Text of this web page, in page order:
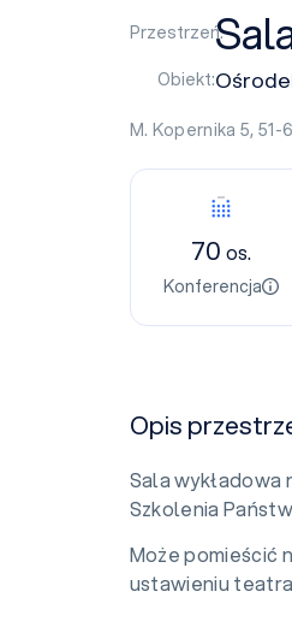
Przestrzeń:
Obiekt:
M. Kopernika 5, 51-
70os.
Konferencja
Opis
Sala wykładowa
Szkolenia
Może pomieścić
ustawieniu